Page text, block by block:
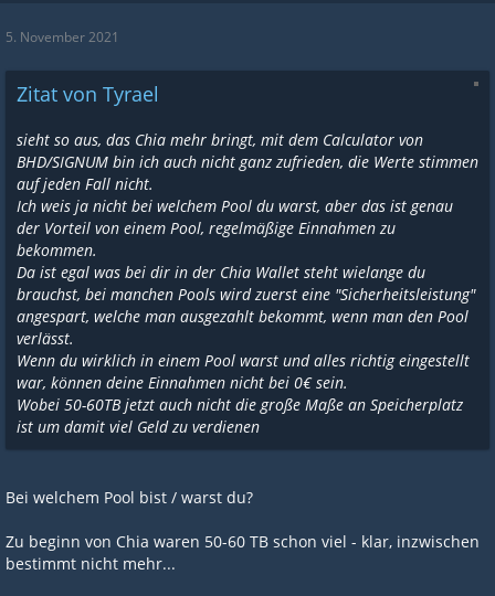
5. November 2021
Zitat von Tyrael
sieht so aus, das Chia mehr bringt, mit dem Calculator von
BHD/SIGNUM bin ich auch nicht ganz zufrieden, die Werte stimmen
auf jeden Fall nicht.
Ich weis ja nicht bei welchem Pool du warst, aber das ist genau
der Vorteil von einem Pool, regelmäßige Einnahmen zu
bekommen.
Da ist egal was bei dir in der Chia Wallet steht wielange du
brauchst, bei manchen Pools wird zuerst eine "Sicherheitsleistung"
angespart, welche man ausgezahlt bekommt, wenn man den Pool
verlässt.
Wenn du wirklich in einem Pool warst und alles richtig eingestellt
war, können deine Einnahmen nicht bei 0€ sein.
Wobei 50-60TB jetzt auch nicht die große Maße an Speicherplatz
ist um damit viel Geld zu verdienen
Bei welchem Pool bist / warst du?
Zu beginn von Chia waren 50-60 TB schon viel - klar, inzwischen
bestimmt nicht mehr...